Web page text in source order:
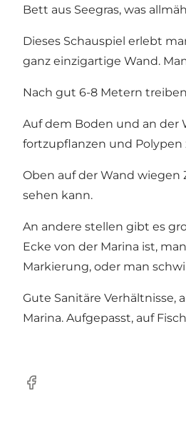
Bett aus Seegras, was
Dieses Schauspiel erlebt
ganz einzigartige Wand.
Nach gut 6-8 Metern
Auf dem Boden und an der
fortzupflanzen und Polypen
Oben auf der Wand
sehen kann.
An andere stellen gibt es
Ecke von der Marina ist,
Markierung, oder man
Gute Sanitäre Verhältnisse,
Marina. Aufgepasst, auf
Facebook